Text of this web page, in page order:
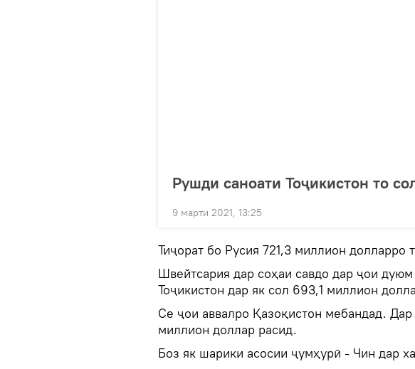
Рушди саноати Тоҷикистон то
9 марти 2021, 13:25
Тиҷорат бо Русия 721,3 миллион долларро
Швейтсария дар соҳаи савдо дар ҷои
Тоҷикистон дар як сол 693,1 миллион
Се ҷои аввалро Қазоқистон мебандад.
миллион доллар расид.
Боз як шарики асосии ҷумҳурӣ - Чин дар